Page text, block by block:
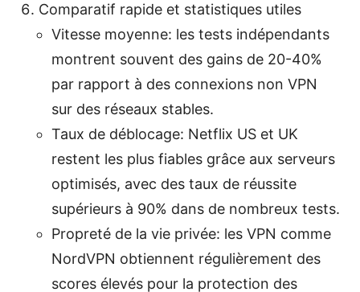
Comparatif rapide et statistiques utiles
Vitesse moyenne: les tests indépendants
montrent souvent des gains de 20-40%
par rapport à des connexions non VPN
sur des réseaux stables.
Taux de déblocage: Netflix US et UK
restent les plus fiables grâce aux serveurs
optimisés, avec des taux de réussite
supérieurs à 90% dans de nombreux tests.
Propreté de la vie privée: les VPN comme
NordVPN obtiennent régulièrement des
scores élevés pour la protection des